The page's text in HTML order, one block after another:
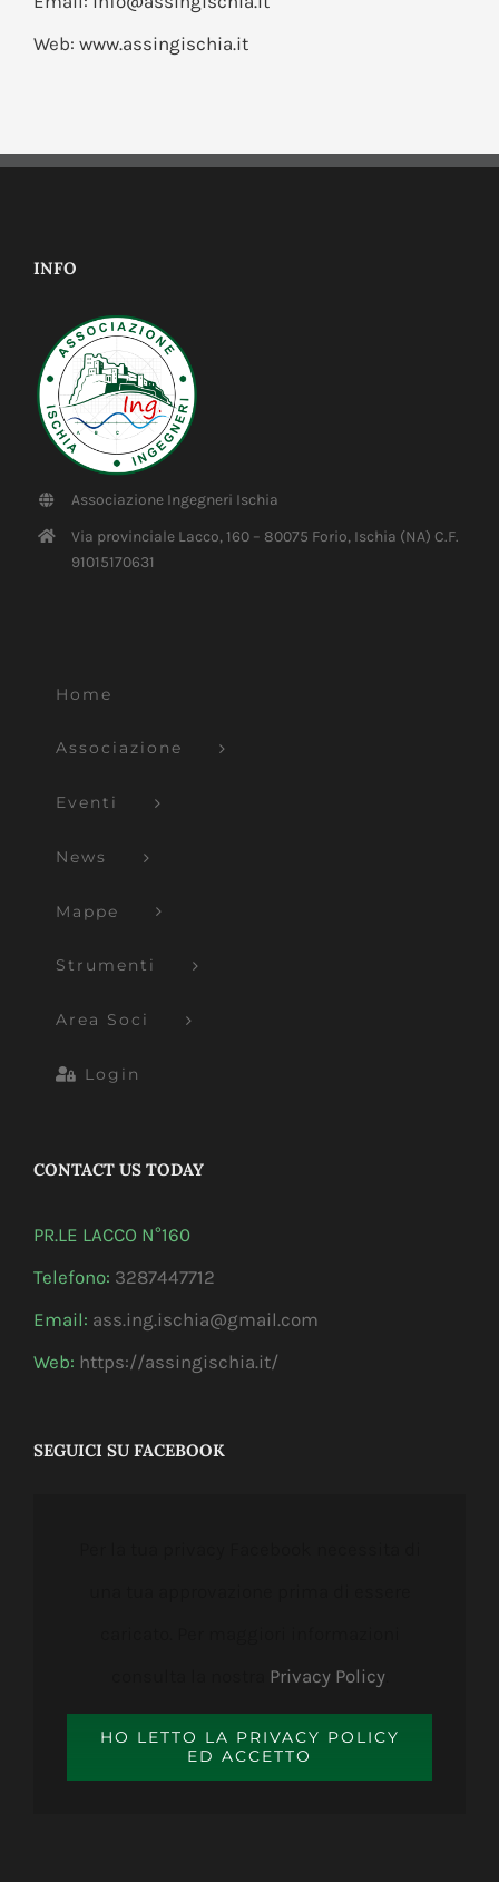
Web: www.assingischia.it
INFO
Associazione Ingegneri Ischia
Via provinciale Lacco, 160 – 80075 Forio, Ischia (NA) C.F.
91015170631
Home
Associazione
Eventi
News
Mappe
Strumenti
Area Soci
Login
CONTACT US TODAY
PR.LE LACCO N°160
Telefono: 3287447712
Email: ass.ing.ischia@gmail.com
Web: https://assingischia.it/
SEGUICI SU FACEBOOK
Privacy Policy.
HO LETTO LA PRIVACY POLICY
ED ACCETTO